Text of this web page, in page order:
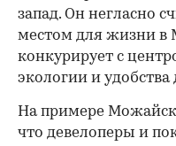
запад. Он негласно
местом для жизни в
конкурирует с
экологии и
На примере
что девелоперы и